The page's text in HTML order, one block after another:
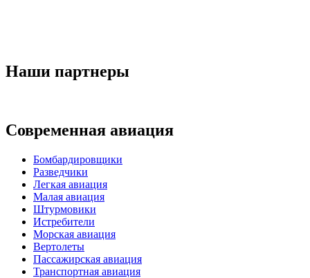
Наши партнеры
Современная авиация
Бомбардировщики
Разведчики
Легкая авиация
Малая авиация
Штурмовики
Истребители
Морская авиация
Вертолеты
Пассажирская авиация
Транспортная авиация